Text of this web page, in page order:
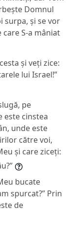
Domnul
surpa, și se vor
care S-a mâniat
și veți zice:
lui Israel!”
pe
este cinstea
unde este
către voi,
și care ziceți:
bucate
spurcat?” Prin
de